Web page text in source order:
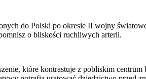
do Polski po okresie II wojny
o bliskości ruchliwych arterii.
które kontrastuje z pobliskim centrum